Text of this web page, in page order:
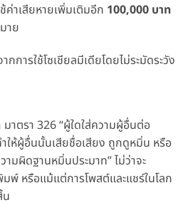
าเสียหายเพิ่มเติมอีก 100,000 บาท
าย
การใช้โซเชียลมีเดียโดยไม่ระมัดระวัง
าตรา 326 “ผู้ใดใส่ความผู้อื่นต่อ
ให้ผู้อื่นนั้นเสียชื่อเสียง ถูกดูหมิ่น หรือ
มผิดฐานหมิ่นประมาท” ไม่ว่าจะ
พ์ หรือแม้แต่การโพสต์และแชร์ในโลก
น